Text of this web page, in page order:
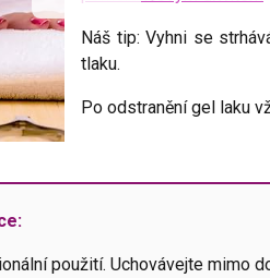
Náš tip: Vyhni se
tlaku.
Po odstranění gel laku
použití. Uchovávejte mimo